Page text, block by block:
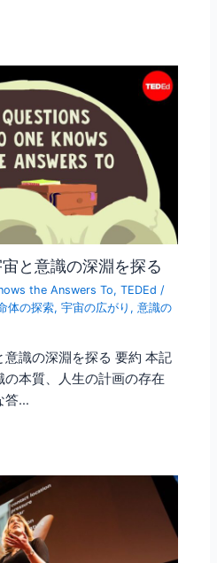
と意識の深淵を探る
the Answers To,TEDEd /
体の探索,宇宙の広がり ,意識の
識の深淵を探る 要約 本記
本質、人生の計画の存在
答…